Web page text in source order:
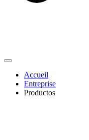
Accueil
Entreprise
Productos